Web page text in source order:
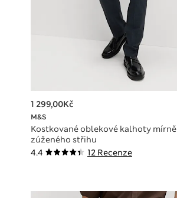
4.4 12 Recenze
M&S
Kostkované oblekové kalhoty mírně
zúženého střihu
1 299,00Kč